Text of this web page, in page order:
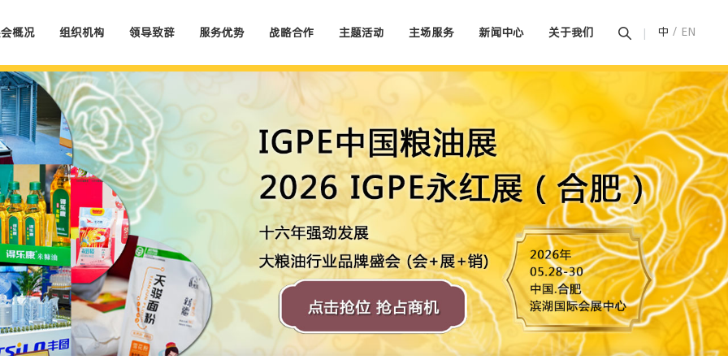
概况 组织机构 领导致辞 服务优势 战略合作 主题活动 主场服务 新闻中心 关于我们 中 / EN